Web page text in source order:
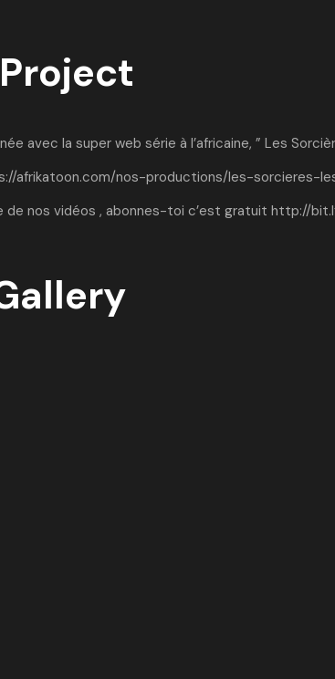
avec la super web série à l’africaine, ” Les
afrikatoon.com/nos-productions/les-
de nos vidéos , abonnes-toi c’est gratuit http://